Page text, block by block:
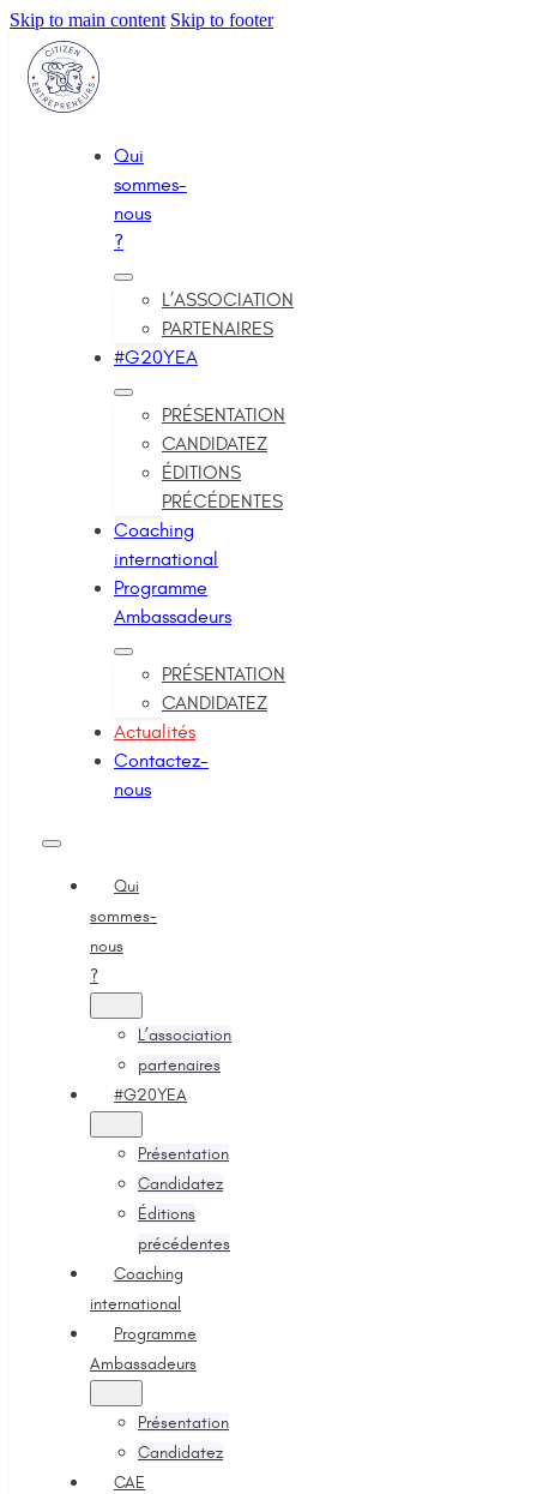
Skip to main content Skip to footer
Qui
sommes-
nous
?
L’ASSOCIATION
PARTENAIRES
#G20YEA
PRÉSENTATION
CANDIDATEZ
ÉDITIONS
PRÉCÉDENTES
Coaching
international
Programme
Ambassadeurs
PRÉSENTATION
CANDIDATEZ
Actualités
Contactez-
nous
Qui
sommes-
nous
?
L’association
partenaires
#G20YEA
Présentation
Candidatez
Éditions
précédentes
Coaching
international
Programme
Ambassadeurs
Présentation
Candidatez
CAE